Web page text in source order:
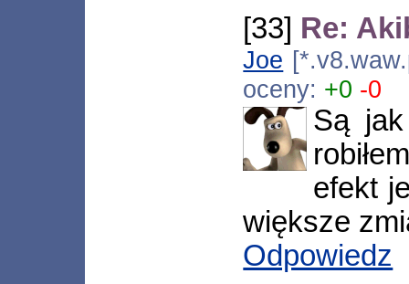
[33] Re:
Joe
oceny: +0 -0
Są
efekt
większe
Odpowiedz